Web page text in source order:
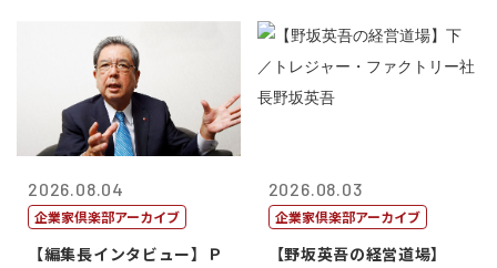
2026.08.04
企業家倶楽部アーカイブ
【編集長インタビュー】Ｐ
2026.08.03
企業家倶楽部アーカイブ
【野坂英吾の経営道場】